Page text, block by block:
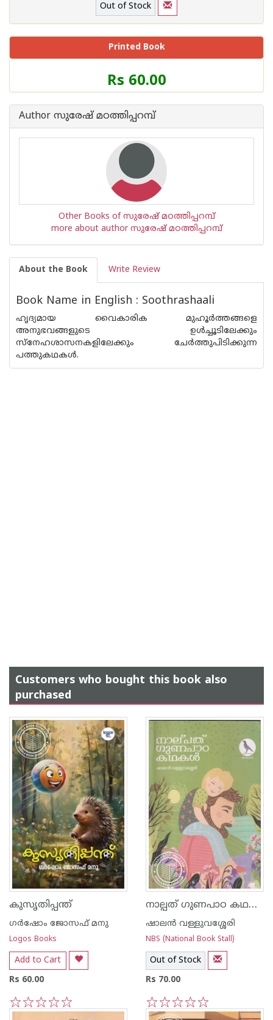
Out of Stock
Printed Book
Price
of
Book
Rs 60.00
Author സുരേഷ് മഠത്തിപ്പറമ്പ്
Other Books of സുരേഷ് മഠത്തിപ്പറമ്പ്
more about author സുരേഷ് മഠത്തിപ്പറമ്പ്
About the Book Write Review
Book Name in English : Soothrashaali
ഹൃദ്യമായ വൈകാരിക മുഹൂർത്തങ്ങളെ
അനുഭവങ്ങളുടെ ഉൾച്ചൂടിലേക്കും
സ്നേഹശാസനകളിലേക്കും ചേർത്തുപിടിക്കുന്ന
പത്തുകഥകൾ.
Customers who bought this book also
purchased
കുസൃതിപ്പന്ത്
ഗർഷോം ജോസഫ് മനു
Logos Books
Add to Cart
Rs 60.00
5
4
3
2
1
നാല്പത് ഗുണപാഠ കഥകൾ
ഷാലന്‍ വള്ളുവശ്ശേരി
NBS (National Book Stall)
Out of Stock
Rs 70.00
5
4
3
2
1